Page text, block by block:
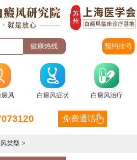
预约挂号
癜风 白癜风症状 白癜风治疗
免费通话
类型 >